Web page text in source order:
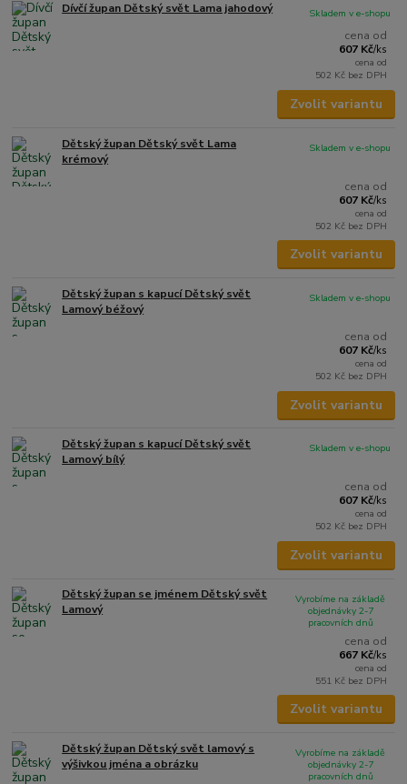
Dívčí župan Dětský svět Lama jahodový
cena od
607 Kč/ks
cena od
502 Kč bez DPH
Skladem v e-shopu
Zvolit variantu
Dětský župan Dětský svět Lama
krémový
cena od
607 Kč/ks
cena od
502 Kč bez DPH
Skladem v e-shopu
Zvolit variantu
Dětský župan s kapucí Dětský svět
Lamový béžový
cena od
607 Kč/ks
cena od
502 Kč bez DPH
Skladem v e-shopu
Zvolit variantu
Dětský župan s kapucí Dětský svět
Lamový bílý
cena od
607 Kč/ks
cena od
502 Kč bez DPH
Skladem v e-shopu
Zvolit variantu
Dětský župan se jménem Dětský svět
Lamový
cena od
667 Kč/ks
cena od
551 Kč bez DPH
Vyrobíme na základě
objednávky 2-7
pracovních dnů
Zvolit variantu
Dětský župan Dětský svět lamový s
výšivkou jména a obrázku
Vyrobíme na základě
objednávky 2-7
pracovních dnů